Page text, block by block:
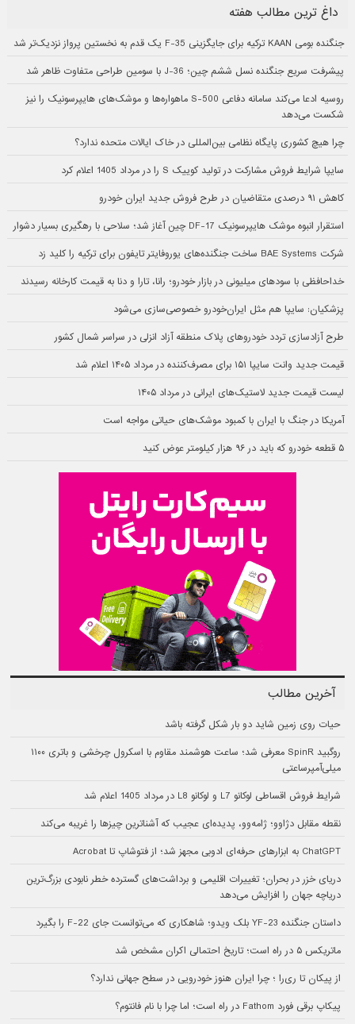
داغ ترین مطالب هفته
جنگنده بومی KAAN ترکیه برای جایگزینی F-35 یک قدم به نخستین پرواز نزدیک‌تر شد
پیشرفت سریع جنگنده نسل ششم چین؛ J-36 با سومین طراحی متفاوت ظاهر شد
روسیه ادعا می‌کند سامانه دفاعی S-500 ماهواره‌ها و موشک‌های هایپرسونیک را نیز
شکست می‌دهد
چرا هیچ کشوری پایگاه نظامی بین‌المللی در خاک ایالات متحده ندارد؟
سایپا شرایط فروش مشارکت در تولید کوییک S را در مرداد 1405 اعلام کرد
کاهش ۹۱ درصدی متقاضیان در طرح فروش جدید ایران خودرو
استقرار انبوه موشک هایپرسونیک DF-17 چین آغاز شد؛ سلاحی با رهگیری بسیار دشوار
شرکت BAE Systems ساخت جنگنده‌های یوروفایتر تایفون برای ترکیه را کلید زد
خداحافظی با سودهای میلیونی در بازار خودرو؛ رانا، تارا و دنا به قیمت کارخانه رسیدند
پزشکیان: سایپا هم مثل ایران‌خودرو خصوصی‌سازی می‌شود
طرح آزادسازی تردد خودروهای پلاک منطقه آزاد انزلی در سراسر شمال کشور
قیمت جدید وانت سایپا ۱۵۱ برای مصرف‌کننده در مرداد ۱۴۰۵ اعلام شد
لیست قیمت جدید لاستیک‌های ایرانی در مرداد ۱۴۰۵
آمریکا در جنگ با ایران با کمبود موشک‌های حیاتی مواجه است
۵ قطعه خودرو که باید در ۹۶ هزار کیلومتر عوض کنید
آخرین مطالب
حیات روی زمین شاید دو بار شکل گرفته باشد
روگبید SpinR معرفی شد؛ ساعت هوشمند مقاوم با اسکرول چرخشی و باتری ۱۱۰۰
میلی‌آمپرساعتی
شرایط فروش اقساطی لوکانو L7 و لوکانو L8 در مرداد 1405 اعلام شد
نقطه مقابل دژاوو؛ ژامه‌وو، پدیده‌ای عجیب که آشناترین چیزها را غریبه می‌کند
ChatGPT به ابزارهای حرفه‌ای ادوبی مجهز شد؛ از فتوشاپ تا Acrobat
دریای خزر در بحران؛ تغییرات اقلیمی و برداشت‌های گسترده خطر نابودی بزرگ‌ترین
دریاچه جهان را افزایش می‌دهد
داستان جنگنده YF-23 بلک ویدو؛ شاهکاری که می‌توانست جای F-22 را بگیرد
ماتریکس ۵ در راه است؛ تاریخ احتمالی اکران مشخص شد
از پیکان تا ری‌را ؛ چرا ایران هنوز خودرویی در سطح جهانی ندارد؟
پیکاپ برقی فورد Fathom در راه است؛ اما چرا با نام فانتوم؟